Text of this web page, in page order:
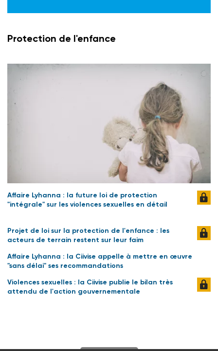
Protection de l'enfance
Affaire Lyhanna : la future loi de protection
"intégrale" sur les violences sexuelles en détail
Projet de loi sur la protection de l'enfance : les
acteurs de terrain restent sur leur faim
Affaire Lyhanna : la Ciivise appelle à mettre en œuvre
"sans délai" ses recommandations
Violences sexuelles : la Ciivise publie le bilan très
attendu de l'action gouvernementale